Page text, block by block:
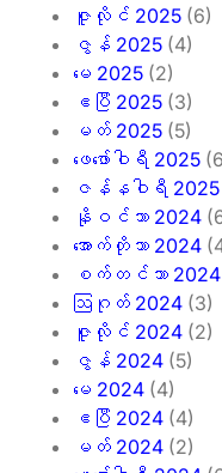
ဇူလိုင် 2025 (6)
ဇွန် 2025 (4)
မေ 2025 (2)
ဧပြီ 2025 (3)
မတ် 2025 (5)
ဖေ‌ဖော်ဝါရီ 2025
ဇန်နဝါရီ 2025
နိုဝင်ဘာ 2024
အောက်တိုဘာ 2024
စက်တင်ဘာ 2024
ဩဂုတ် 2024 (3)
ဇူလိုင် 2024 (2)
ဇွန် 2024 (5)
မေ 2024 (4)
ဧပြီ 2024 (4)
မတ် 2024 (2)